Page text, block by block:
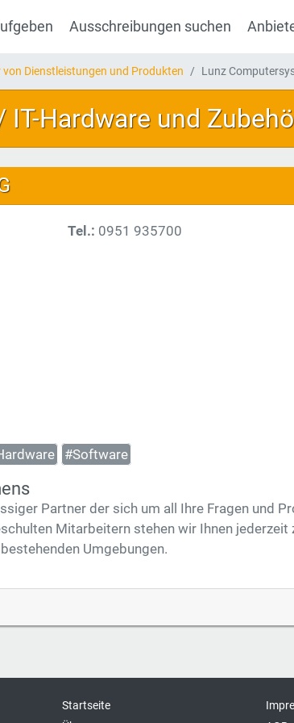
Ausschreibungen suchen
von Dienstleistungen und Produkten Lunz
IT-Hardware und
Tel.: 0951 935700
#Software
Partner der sich um all Ihre Fragen und
Mitarbeitern stehen wir Ihnen jederzeit
Umgebungen.
Startseite